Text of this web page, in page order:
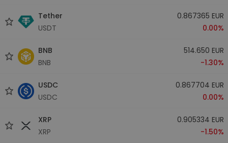
Tether
USDT
0.867365 EUR
0.00%
BNB
BNB
514.650 EUR
-1.30%
USDC
USDC
0.867704 EUR
0.00%
XRP
XRP
0.905334 EUR
-1.50%